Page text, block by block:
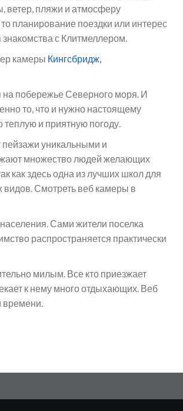
ветер, пляжи и атмосферу
планирование поездки или интерес
с Клитмеллером.
камеры Кингсбридж,
побережье Северного моря. И
то, что и нужно настоящему
теплую и приятную погоду.
уникальными и
множество людей желающих
как здесь одна из лучших школ для
видов. Смотреть веб камеры в
Сами жители поселка
распространяется практически
милым. Все кто приезжает
к нему много отдыхающих. Веб
времени.